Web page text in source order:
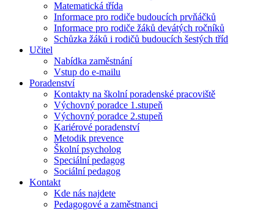
Matematická třída
Informace pro rodiče budoucích prvňáčků
Informace pro rodiče žáků devátých ročníků
Schůzka žáků i rodičů budoucích šestých tříd
Učitel
Nabídka zaměstnání
Vstup do e-mailu
Poradenství
Kontakty na školní poradenské pracoviště
Výchovný poradce 1.stupeň
Výchovný poradce 2.stupeň
Kariérové poradenství
Metodik prevence
Školní psycholog
Speciální pedagog
Sociální pedagog
Kontakt
Kde nás najdete
Pedagogové a zaměstnanci